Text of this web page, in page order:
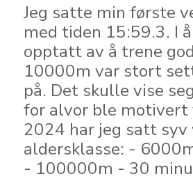
Jeg satte min første
med tiden 15:59.3. I
opptatt av å trene
10000m var stort
på. Det skulle vise
for alvor ble motivert
2024 har jeg satt
aldersklasse: -
- 100000m - 30